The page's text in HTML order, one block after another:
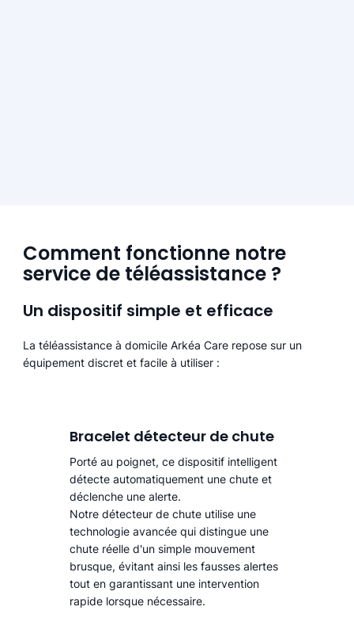
Comment fonctionne notre
service de téléassistance ?
Un dispositif simple et efficace
La téléassistance à domicile Arkéa Care repose sur un
équipement discret et facile à utiliser :
Bracelet détecteur de chute
Porté au poignet, ce dispositif intelligent
détecte automatiquement une chute et
déclenche une alerte.​
Notre détecteur de chute utilise une
technologie avancée qui distingue une
chute réelle d'un simple mouvement
brusque, évitant ainsi les fausses alertes
tout en garantissant une intervention
rapide lorsque nécessaire.